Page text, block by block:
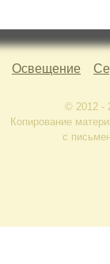
Освещение
© 2012 -
Копирование
с